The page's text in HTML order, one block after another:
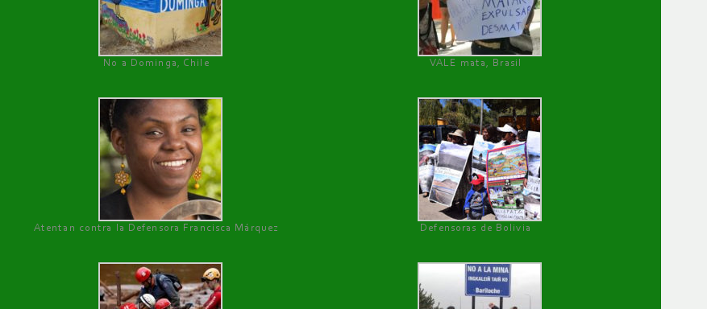
No a Dominga, Chile
VALE mata, Brasil
Atentan contra la Defensora Francisca Márquez Defensoras de Bolivia